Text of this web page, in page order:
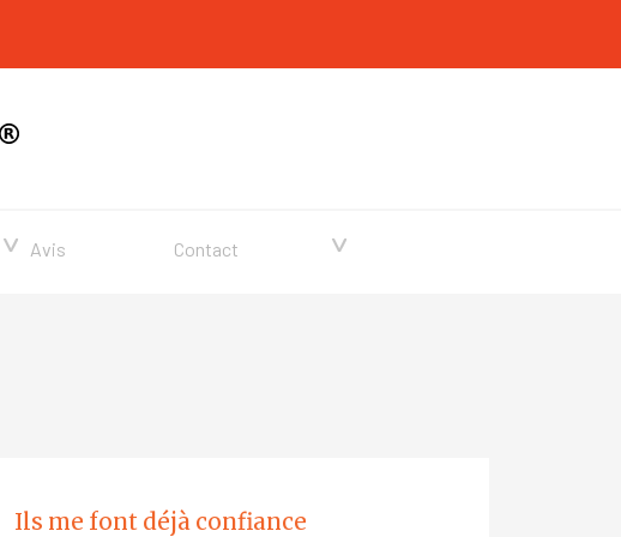
▼
Avis Contact
Ils me font déjà confiance